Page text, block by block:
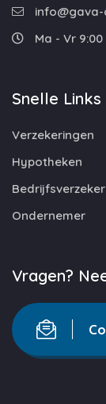
Ma - Vr 9:00
Snelle Links
Verzekeringen
Hypotheken
Ondernemer
Vragen?